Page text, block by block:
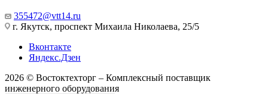
355472@vtt14.ru
г. Якутск, проспект Михаила Николаева, 25/5
Вконтакте
Яндекс.Дзен
2026 © Востоктехторг – Комплексный поставщик
инженерного оборудования